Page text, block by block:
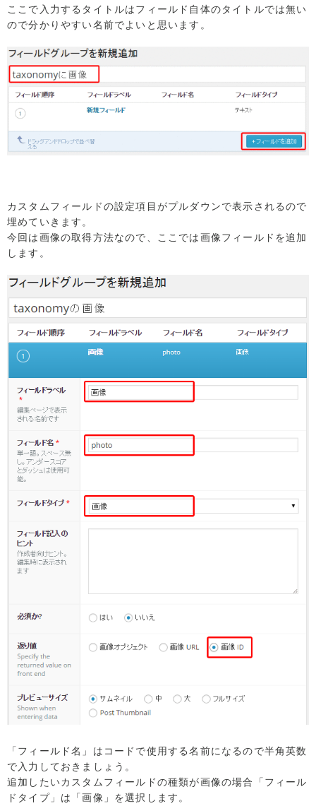
ここで入力するタイトルはフィールド自体のタイトルでは無い
ので分かりやすい名前でよいと思います。
カスタムフィールドの設定項目がプルダウンで表示されるので
埋めていきます。
今回は画像の取得方法なので、ここでは画像フィールドを追加
します。
「フィールド名」はコードで使用する名前になるので半角英数
で入力しておきましょう。
追加したいカスタムフィールドの種類が画像の場合「フィール
ドタイプ」は「画像」を選択します。